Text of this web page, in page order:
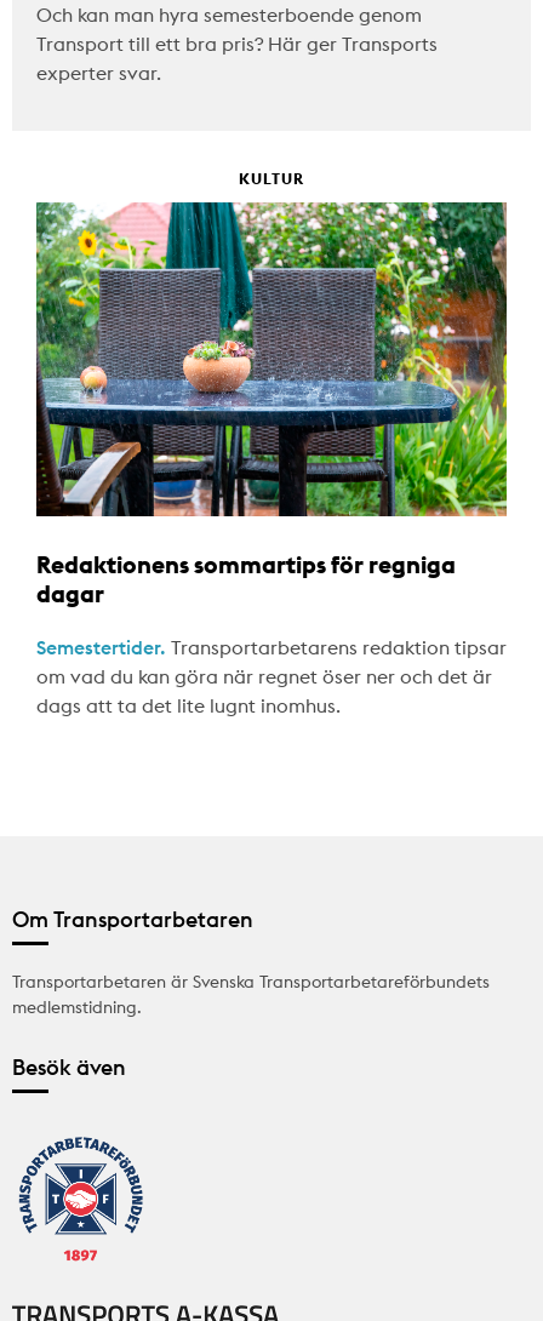
Och kan man hyra semesterboende genom
Transport till ett bra pris? Här ger Transports
experter svar.
KULTUR
Redaktionens sommartips för regniga
dagar
Semestertider. Transportarbetarens redaktion tipsar
om vad du kan göra när regnet öser ner och det är
dags att ta det lite lugnt inomhus.
Om Transportarbetaren
Transportarbetaren är Svenska Transportarbetareförbundets
medlemstidning.
Besök även